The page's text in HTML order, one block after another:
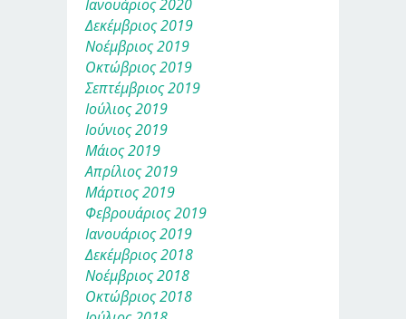
Ιανουάριος 2020
Δεκέμβριος 2019
Νοέμβριος 2019
Οκτώβριος 2019
Σεπτέμβριος 2019
Ιούλιος 2019
Ιούνιος 2019
Μάιος 2019
Απρίλιος 2019
Μάρτιος 2019
Φεβρουάριος 2019
Ιανουάριος 2019
Δεκέμβριος 2018
Νοέμβριος 2018
Οκτώβριος 2018